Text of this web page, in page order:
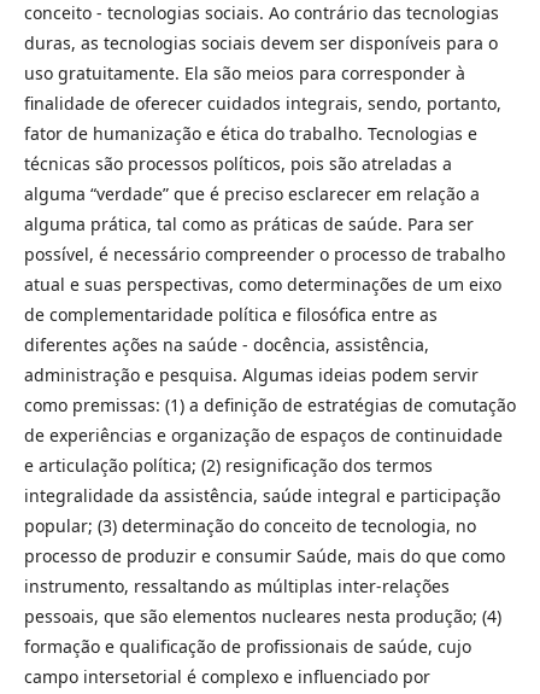
conceito - tecnologias sociais. Ao contrário das tecnologias
duras, as tecnologias sociais devem ser disponíveis para o
uso gratuitamente. Ela são meios para corresponder à
finalidade de oferecer cuidados integrais, sendo, portanto,
fator de humanização e ética do trabalho. Tecnologias e
técnicas são processos políticos, pois são atreladas a
alguma “verdade” que é preciso esclarecer em relação a
alguma prática, tal como as práticas de saúde. Para ser
possível, é necessário compreender o processo de trabalho
atual e suas perspectivas, como determinações de um eixo
de complementaridade política e filosófica entre as
diferentes ações na saúde - docência, assistência,
administração e pesquisa. Algumas ideias podem servir
como premissas: (1) a definição de estratégias de comutação
de experiências e organização de espaços de continuidade
e articulação política; (2) resignificação dos termos
integralidade da assistência, saúde integral e participação
popular; (3) determinação do conceito de tecnologia, no
processo de produzir e consumir Saúde, mais do que como
instrumento, ressaltando as múltiplas inter-relações
pessoais, que são elementos nucleares nesta produção; (4)
formação e qualificação de profissionais de saúde, cujo
campo intersetorial é complexo e influenciado por